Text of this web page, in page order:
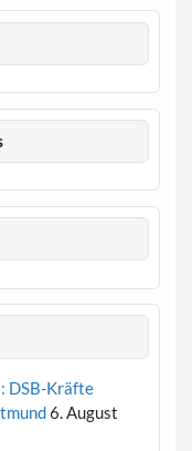
DSB-Kräfte
6. August